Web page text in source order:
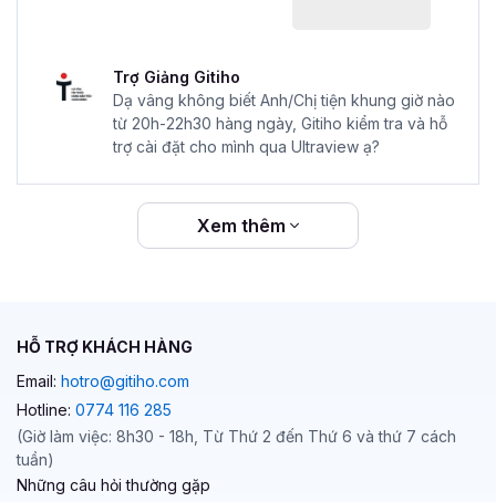
Trợ Giảng Gitiho
Dạ vâng không biết Anh/Chị tiện khung giờ nào
từ 20h-22h30 hàng ngày, Gitiho kiểm tra và hỗ
trợ cài đặt cho mình qua Ultraview ạ?
Xem thêm
HỖ TRỢ KHÁCH HÀNG
Email: hotro@gitiho.com
Hotline: 0774 116 285
(Giờ làm việc: 8h30 - 18h, Từ Thứ 2 đến Thứ 6 và thứ 7 cách
tuần)
Những câu hỏi thường gặp